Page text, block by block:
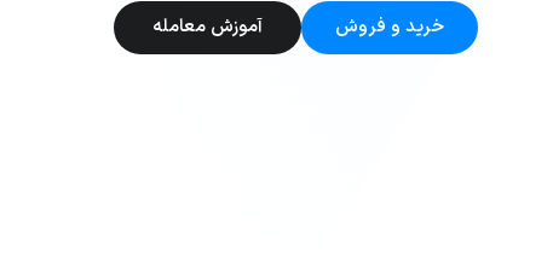
خرید و فروش آموزش معامله